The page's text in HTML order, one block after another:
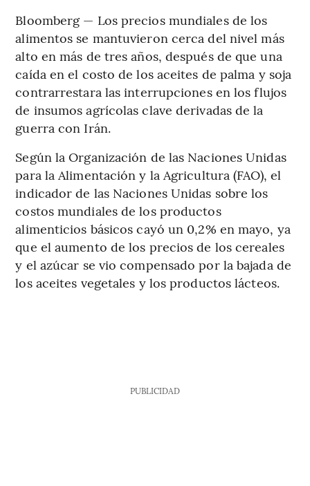
Bloomberg — Los precios mundiales de los
alimentos se mantuvieron cerca del nivel más
alto en más de tres años, después de que una
caída en el costo de los aceites de palma y soja
contrarrestara las interrupciones en los flujos
de insumos agrícolas clave derivadas de la
guerra con Irán.
Según la Organización de las Naciones Unidas
para la Alimentación y la Agricultura (FAO), el
indicador de las Naciones Unidas sobre los
costos mundiales de los productos
alimenticios básicos cayó un 0,2% en mayo, ya
que el aumento de los precios de los cereales
y el azúcar se vio compensado por la bajada de
los aceites vegetales y los productos lácteos.
PUBLICIDAD